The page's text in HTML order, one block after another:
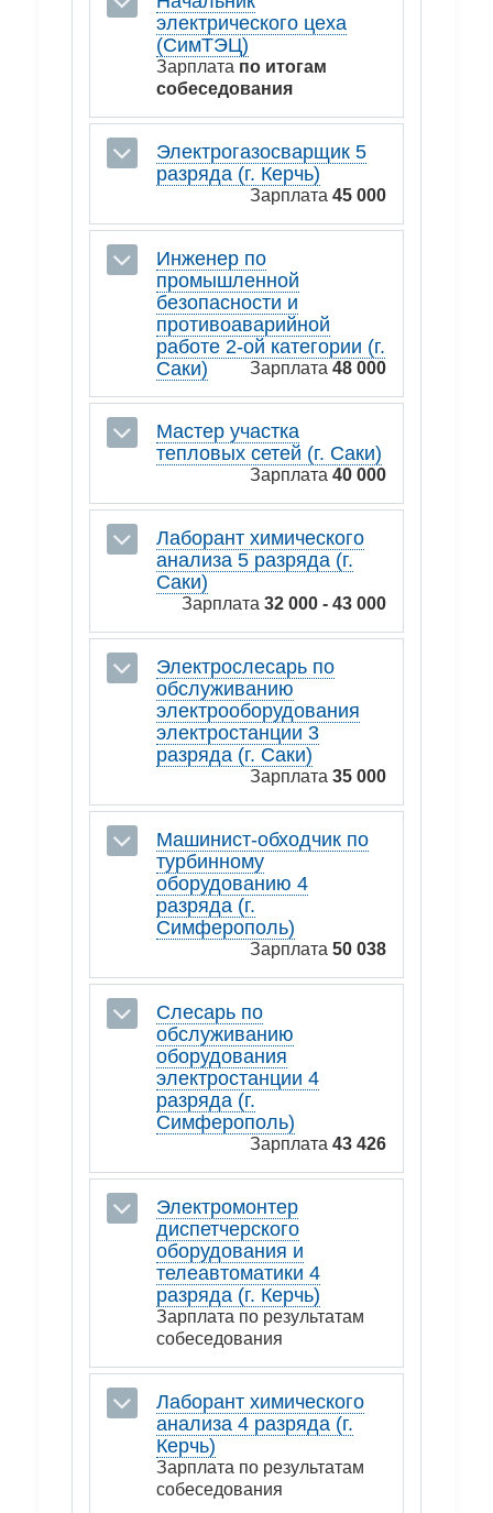
электрического цеха
(СимТЭЦ)
Зарплата по итогам
собеседования
Электрогазосварщик 5
разряда (г. Керчь)
Зарплата 45 000
Инженер по
промышленной
безопасности и
противоаварийной
работе 2-ой категории (г.
Саки)
Зарплата 48 000
Мастер участка
тепловых сетей (г. Саки)
Зарплата 40 000
Лаборант химического
анализа 5 разряда (г.
Саки)
Зарплата 32 000 - 43 000
Электрослесарь по
обслуживанию
электрооборудования
электростанции 3
разряда (г. Саки)
Зарплата 35 000
Машинист-обходчик по
турбинному
оборудованию 4
разряда (г.
Симферополь)
Зарплата 50 038
Слесарь по
обслуживанию
оборудования
электростанции 4
разряда (г.
Симферополь)
Зарплата 43 426
Электромонтер
диспетчерского
оборудования и
телеавтоматики 4
разряда (г. Керчь)
Зарплата по результатам
собеседования
Лаборант химического
анализа 4 разряда (г.
Керчь)
Зарплата по результатам
собеседования